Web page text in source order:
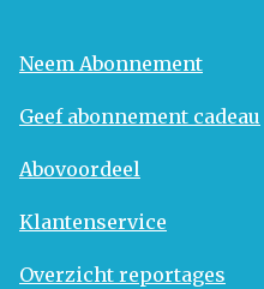
Neem Abonnement
Geef abonnement cadeau
Abovoordeel
Klantenservice
Overzicht reportages